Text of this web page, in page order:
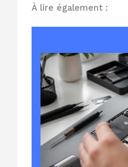
À lire également :